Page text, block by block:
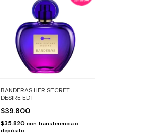
BANDERAS HER SECRET
DESIRE EDT
$39.800
$35.820 con Transferencia o
depósito